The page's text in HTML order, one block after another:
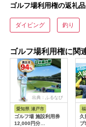
ゴルフ場利用権の返礼
ダイビング 釣り
ゴルフ場利用権に関
出典：ふるなび
愛知県 瀬戸市
ゴルフ場 施設利用券
12,000円分
久
ブ